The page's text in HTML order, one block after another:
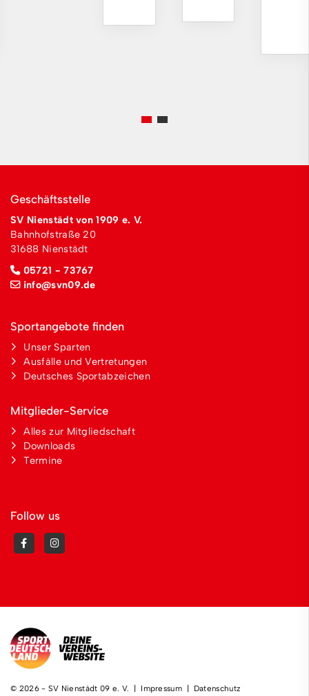
Geschäftsstelle
SV Nienstädt von 1909 e. V.
Bahnhofstraße 20
31688 Nienstädt
05721 - 73767
info@svn09.de
Sportangebote finden
Unser Sparten
Ausfälle und Vertretungen
Deutsches Sportabzeichen
Mitglieder-Service
Alles zur Mitgliedschaft
Downloads
Termine
Follow us
© 2026 - SV Nienstädt 09 e. V. | Impressum Datenschutz